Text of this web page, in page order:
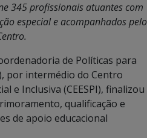
345 profissionais atuantes com
especial e acompanhados pelo
de Políticas para
por intermédio do Centro
e Inclusiva (CEESPI), finalizou
qualificação e
de apoio educacional